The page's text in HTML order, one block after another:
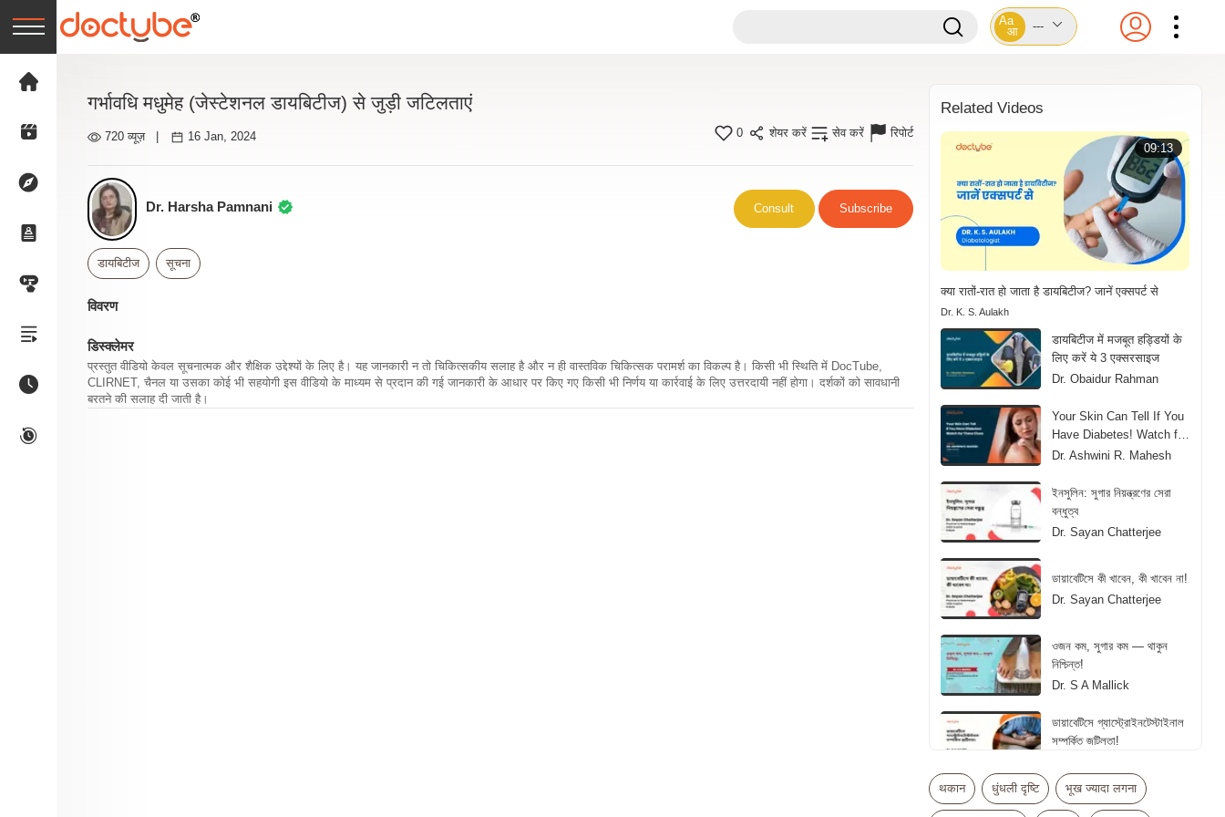
Aa
आ
---
गर्भावधि मधुमेह (जेस्टेशनल डायबिटीज) से जुड़ी जटिलताएं
720 व्यूज़ 16 Jan, 2024 0 शेयर करें सेव करें रिपोर्ट
Dr. Harsha Pamnani Consult Subscribe
डायबिटीज सूचना
विवरण
डिस्क्लेमर
प्रस्तुत वीडियो केवल सूचनात्मक और शैक्षिक उद्देश्यों के लिए है। यह जानकारी न तो चिकित्सकीय सलाह है और न ही वास्तविक चिकित्सक परामर्श का विकल्प है। किसी भी स्थिति में DocTube,
CLIRNET, चैनल या उसका कोई भी सहयोगी इस वीडियो के माध्यम से प्रदान की गई जानकारी के आधार पर किए गए किसी भी निर्णय या कार्रवाई के लिए उत्तरदायी नहीं होगा। दर्शकों को सावधानी
बरतने की सलाह दी जाती है।
Related Videos
09:13
क्या रातों-रात हो जाता है डायबिटीज? जानें एक्सपर्ट से
Dr. K. S. Aulakh
डायबिटीज में मजबूत हड्डियों के
लिए करें ये 3 एक्सरसाइज
Dr. Obaidur Rahman
Your Skin Can Tell If You
Have Diabetes! Watch for
These Clues
Dr. Ashwini R. Mahesh
ইনসুলিন: সুগার নিয়ন্ত্রণের সেরা
বন্ধুত্ব
Dr. Sayan Chatterjee
ডায়াবেটিসে কী খাবেন, কী খাবেন না!
Dr. Sayan Chatterjee
ওজন কম, সুগার কম — থাকুন
নিশ্চিন্ত!
Dr. S A Mallick
ডায়াবেটিসে গ্যাস্ট্রোইনটেস্টাইনাল
সম্পর্কিত জটিলতা!
डायबिटीज में इंसुलिन लेना कब
थकान धुंधली दृष्टि भूख ज्यादा लगना